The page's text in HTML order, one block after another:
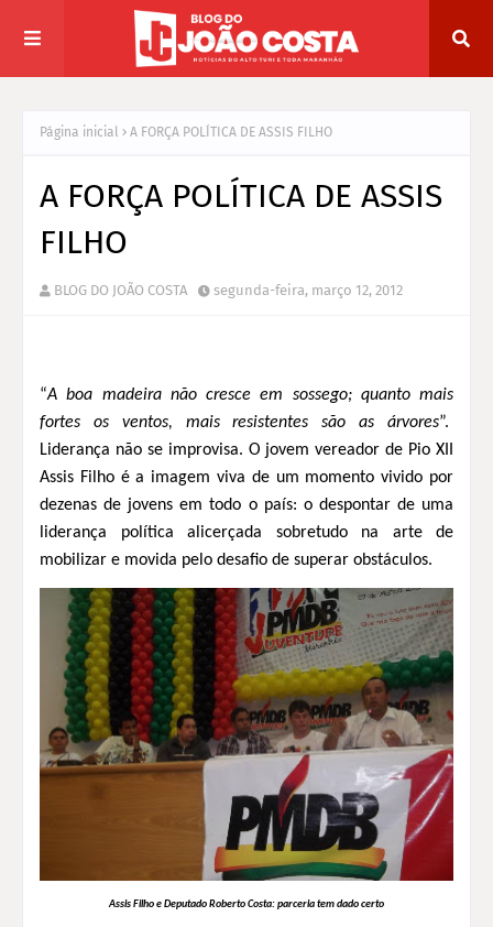
Página inicial A FORÇA POLÍTICA DE ASSIS FILHO
A FORÇA POLÍTICA DE ASSIS
FILHO
BLOG DO JOÃO COSTA segunda-feira, março 12, 2012
“A boa madeira não cresce em sossego; quanto mais
fortes os ventos, mais resistentes são as árvores”.
Liderança não se improvisa. O jovem vereador de Pio XII
Assis Filho é a imagem viva de um momento vivido por
dezenas de jovens em todo o país: o despontar de uma
liderança política alicerçada sobretudo na arte de
mobilizar e movida pelo desafio de superar obstáculos.
Assis Filho e Deputado Roberto Costa: parceria tem dado certo